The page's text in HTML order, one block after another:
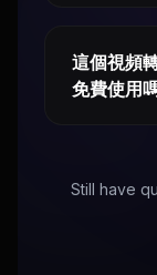
這個視頻
免費使用
Still have